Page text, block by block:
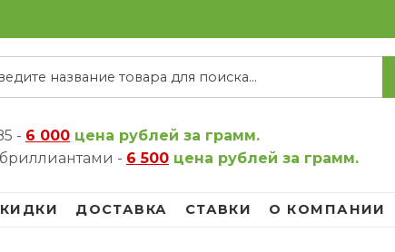
- 6 000 цена рублей за грамм.
- 6 500 цена рублей за грамм.
ДОСТАВКА СТАВКИ О КОМПАНИИ